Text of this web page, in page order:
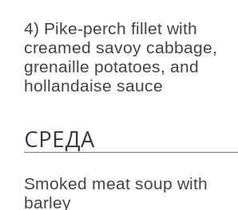
4) Pike-perch fillet with
creamed savoy cabbage,
grenaille potatoes, and
hollandaise sauce
СРЕДА
Smoked meat soup with
barley